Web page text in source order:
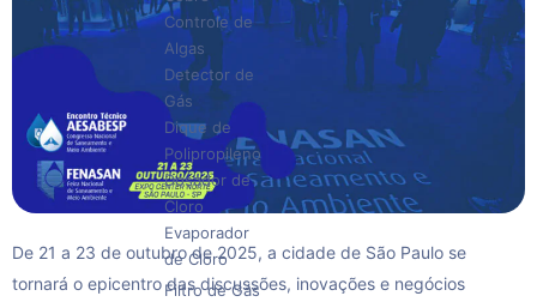
Controle de
Algas
Detector de
Gás
Dique de
Polipropileno
Dosador de
Cloro
Evaporador
de Cloro
Filtro de Gás
De 21 a 23 de outubro de 2025, a cidade de São Paulo se
tornará o epicentro das discussões, inovações e negócios